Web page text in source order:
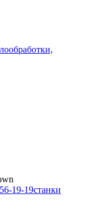
19-19станки